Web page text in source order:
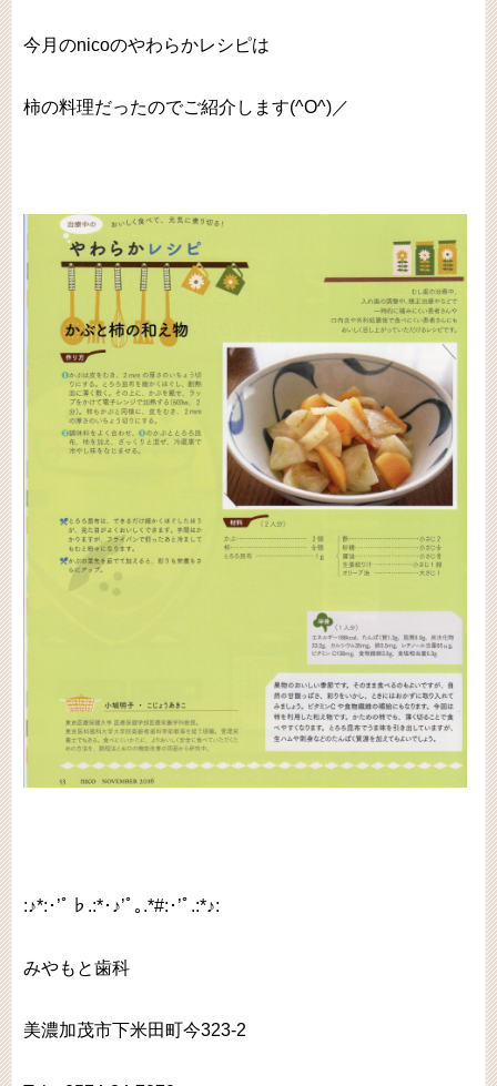
今月のnicoのやわらかレシピは
柿の料理だったのでご紹介します(^O^)／
:♪*:･’ﾟ♭.:*･♪’ﾟ｡.*#:･’ﾟ.:*♪:
みやもと歯科
美濃加茂市下米田町今323-2